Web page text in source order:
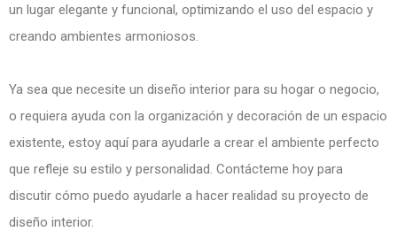
un lugar elegante y funcional, optimizando el uso del espacio y
creando ambientes armoniosos.
Ya sea que necesite un diseño interior para su hogar o negocio,
o requiera ayuda con la organización y decoración de un espacio
existente, estoy aquí para ayudarle a crear el ambiente perfecto
que refleje su estilo y personalidad. Contácteme hoy para
discutir cómo puedo ayudarle a hacer realidad su proyecto de
diseño interior.